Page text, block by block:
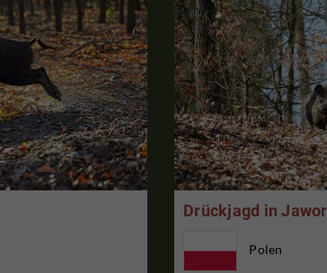
Drückjagd in Jawor
Polen